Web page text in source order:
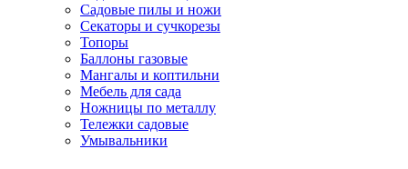
Оригинальные расходные материалы
Для лазерных устройств печати
Матричные картриджи
Опции
Струйные картриджи
Термопленки
Картриджи лазерные, тонер-картриджи
Лазерные оригинальные
Садовые пилы и ножи
Секаторы и сучкорезы
Топоры
Баллоны газовые
Мангалы и коптильни
Мебель для сада
Ножницы по металлу
Тележки садовые
Умывальники